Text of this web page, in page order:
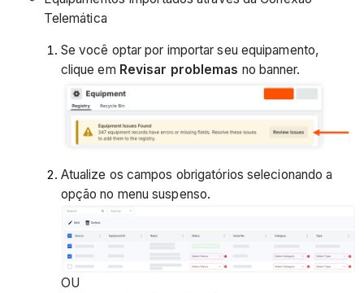
Telemática
Se você optar por importar seu equipamento,
clique em Revisar problemas no banner.
Atualize os campos obrigatórios selecionando a
opção no menu suspenso.
OU